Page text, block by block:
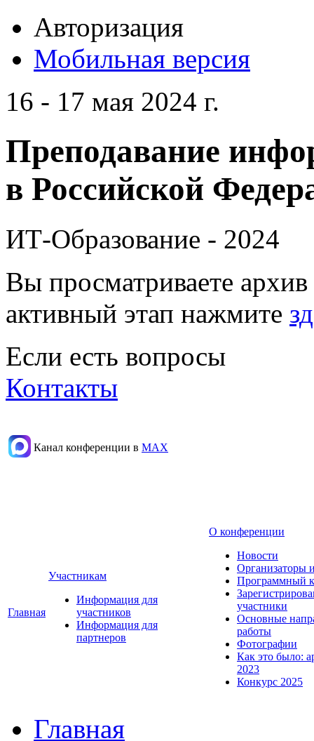
Авторизация
Мобильная версия
16 - 17 мая 2024 г.
Преподавание
в Российской
ИТ-Образование - 2024
Вы просматриваете
активный этап нажмите
Если есть вопросы
Контакты
Канал конференции в МАХ
Главная
Участникам
Информация для
участников
Информация для
партнеров
О конференции
Новости
Организаторы
Программный
участники
Основные
работы
Фотографии
Как это было:
2023
Конкурс 2025
Главная